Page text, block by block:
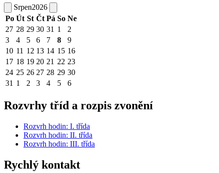
Srpen2026
Po Út St Čt Pá So Ne
27 28 29 30 31 1
2
3
4 5 6 7 8
9
10 11 12 13 14 15 16
17 18 19 20 21 22 23
24 25 26 27 28 29 30
31 1 2 3 4 5 6
Rozvrhy tříd a rozpis zvonění
Rozvrh hodin: I. třída
Rozvrh hodin: II. třída
Rozvrh hodin: III. třída
Rychlý kontakt